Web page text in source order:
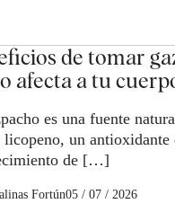
de tomar
afecta a tu
es una fuente
licopeno, un
de […]
Fortún05 / 07 / 2026